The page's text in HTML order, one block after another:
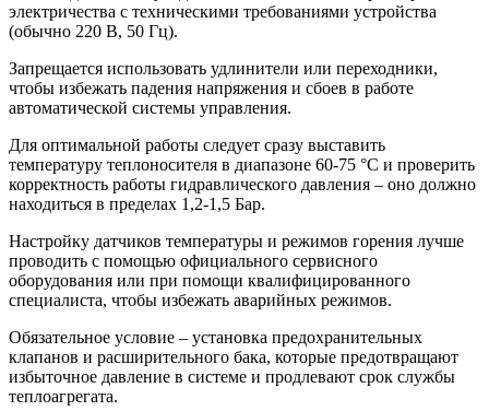
электричества с техническими требованиями устройства
(обычно 220 В, 50 Гц).
Запрещается использовать удлинители или переходники,
чтобы избежать падения напряжения и сбоев в работе
автоматической системы управления.
Для оптимальной работы следует сразу выставить
температуру теплоносителя в диапазоне 60-75 °C и проверить
корректность работы гидравлического давления – оно должно
находиться в пределах 1,2-1,5 Бар.
Настройку датчиков температуры и режимов горения лучше
проводить с помощью официального сервисного
оборудования или при помощи квалифицированного
специалиста, чтобы избежать аварийных режимов.
Обязательное условие – установка предохранительных
клапанов и расширительного бака, которые предотвращают
избыточное давление в системе и продлевают срок службы
теплоагрегата.